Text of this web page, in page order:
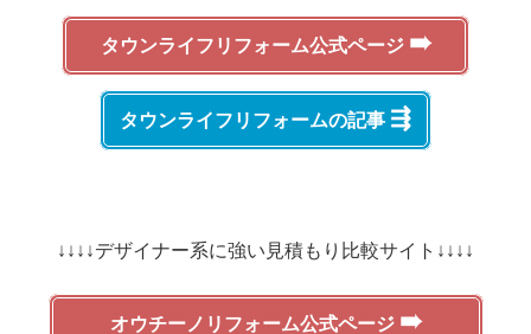
タウンライフリフォーム公式ページ ➠
タウンライフリフォームの記事 ⇶
↓↓↓↓デザイナー系に強い見積もり比較サイト↓↓↓↓
オウチーノリフォーム公式ページ ➠